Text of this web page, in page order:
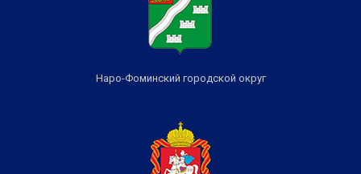
Наро-Фоминский городской округ